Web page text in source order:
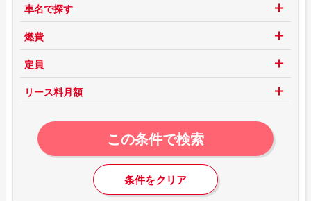
車名で探す
燃費
定員
リース料月額
この条件で検索
条件をクリア